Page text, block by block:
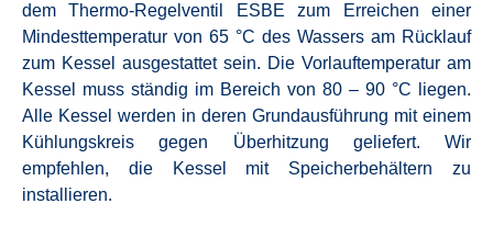
dem Thermo-Regelventil ESBE zum Erreichen einer
Mindesttemperatur von 65 °C des Wassers am Rücklauf
zum Kessel ausgestattet sein. Die Vorlauftemperatur am
Kessel muss ständig im Bereich von 80 – 90 °C liegen.
Alle Kessel werden in deren Grundausführung mit einem
Kühlungskreis gegen Überhitzung geliefert. Wir
empfehlen, die Kessel mit Speicherbehältern zu
installieren.